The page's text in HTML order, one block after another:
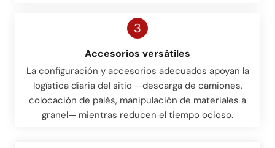
3
Accesorios versátiles
La configuración y accesorios adecuados apoyan la
logística diaria del sitio —descarga de camiones,
colocación de palés, manipulación de materiales a
granel— mientras reducen el tiempo ocioso.